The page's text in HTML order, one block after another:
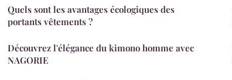
Quels sont les avantages écologiques des
portants vêtements ?
Découvrez l'élégance du kimono homme avec
NAGORIE